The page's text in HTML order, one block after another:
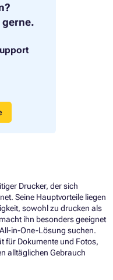
gerne.
Drucker, der sich
Seine Hauptvorteile liegen
sowohl zu drucken als
ihn besonders geeignet
in-One-Lösung suchen.
für Dokumente und Fotos,
alltäglichen Gebrauch